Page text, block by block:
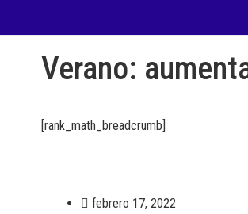
Verano:
[rank_math_breadcrumb]
febrero 17, 2022